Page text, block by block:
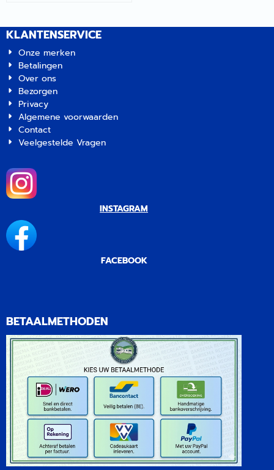
KLANTENSERVICE
Onze merken
Betalingen
Over ons
Bezorgen
Privacy
Algemene voorwaarden
Contact
Veelgestelde Vragen
INSTAGRAM
FACEBOOK
BETAALMETHODEN